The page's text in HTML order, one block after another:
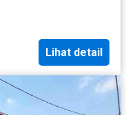
Lihat detail